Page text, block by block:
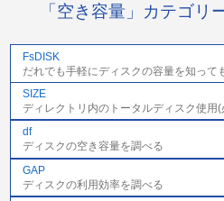
「空き容量」カテゴリ
FsDISK
だれでも手軽にディスクの容量を知って
SIZE
ディレクトリ内のトータルディスク使用
df
ディスクの空き容量を調べる
GAP
ディスクの利用効率を調べる